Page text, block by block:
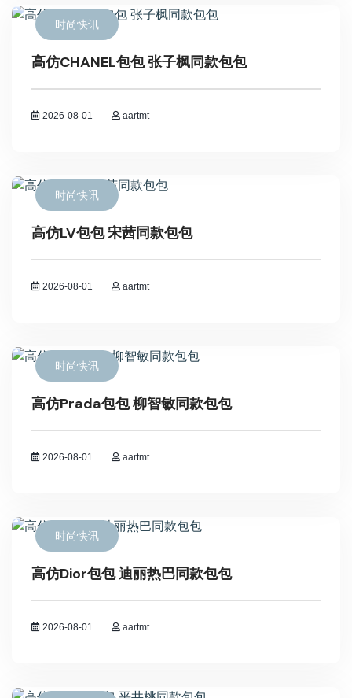
时尚快讯
高仿CHANEL包包 张子枫同款包包
2026-08-01 aartmt
时尚快讯
高仿LV包包 宋茜同款包包
2026-08-01 aartmt
时尚快讯
高仿Prada包包 柳智敏同款包包
2026-08-01 aartmt
时尚快讯
高仿Dior包包 迪丽热巴同款包包
2026-08-01 aartmt